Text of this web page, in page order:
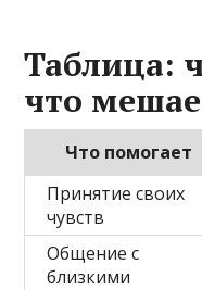
Таблица:
что
Что помогает
Принятие своих
чувств
Общение с
близкими